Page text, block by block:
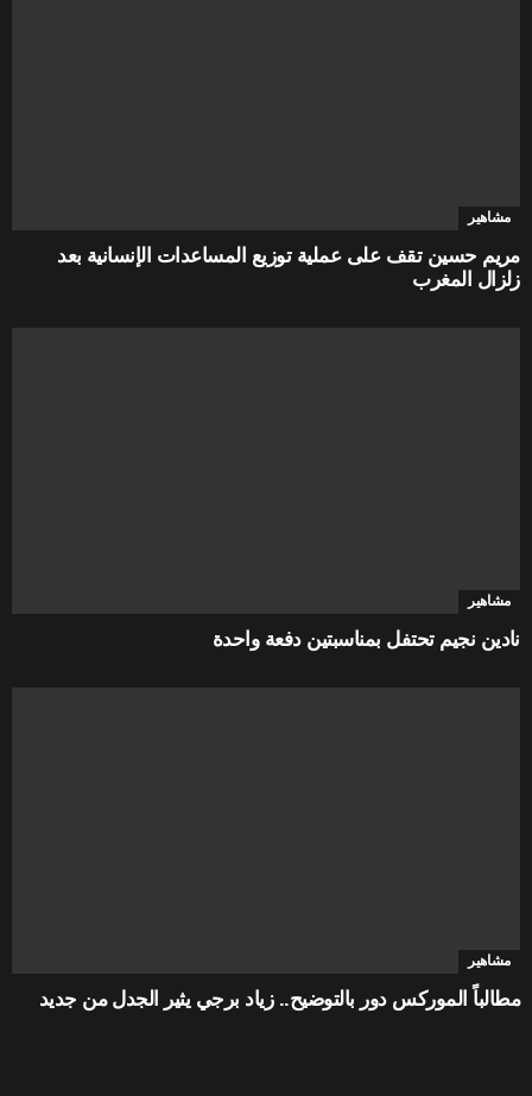
مشاهير
مريم حسين تقف على عملية توزيع المساعدات الإنسانية بعد
زلزال المغرب
مشاهير
نادين نجيم تحتفل بمناسبتين دفعة واحدة
مشاهير
مطالباً الموركس دور بالتوضيح.. زياد برجي يثير الجدل من جديد